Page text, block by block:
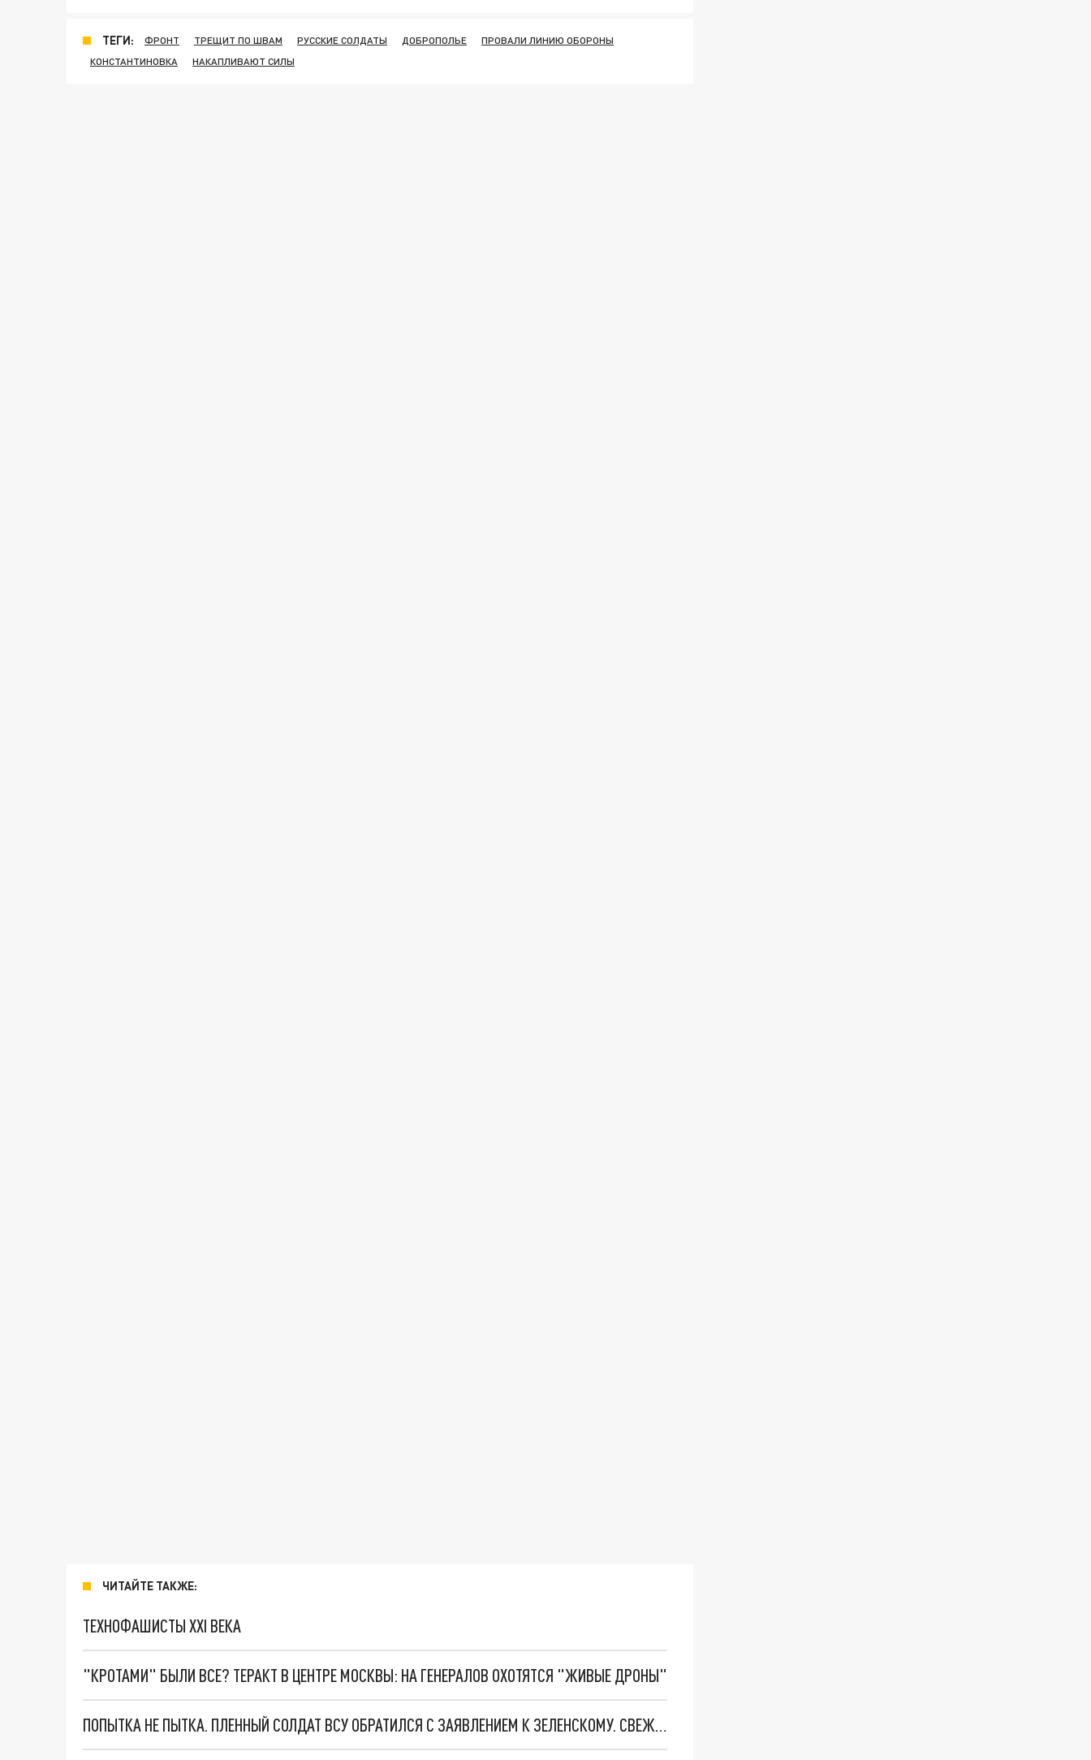
ТЕГИ: ФРОНТ ТРЕЩИТ ПО ШВАМ РУССКИЕ СОЛДАТЫ ДОБРОПОЛЬЕ
ПРОВАЛИ ЛИНИЮ ОБОРОНЫ
КОНСТАНТИНОВКА
НАКАПЛИВАЮТ СИЛЫ
ЧИТАЙТЕ ТАКЖЕ:
ТЕХНОФАШИСТЫ XXI ВЕКА
"КРОТАМИ" БЫЛИ ВСЕ? ТЕРАКТ В ЦЕНТРЕ МОСКВЫ: НА ГЕНЕРАЛОВ ОХОТЯТСЯ "ЖИВЫЕ ДРОНЫ"
ПОПЫТКА НЕ ПЫТКА. ПЛЕННЫЙ СОЛДАТ ВСУ ОБРАТИЛСЯ С ЗАЯВЛЕНИЕМ К ЗЕЛЕНСКОМУ. СВЕЖАЯ СВОДКА С ФРОНТОВ СВО ОТ ВОЕНКОРОВ